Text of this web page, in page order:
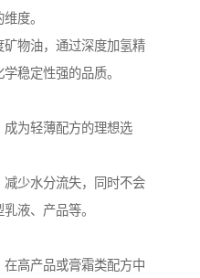
度。
物油，通过深度加氢精
稳定性强的品质。
为轻薄配方的理想选
少水分流失，同时不会
液、产品等。
高产品或膏霜类配方中